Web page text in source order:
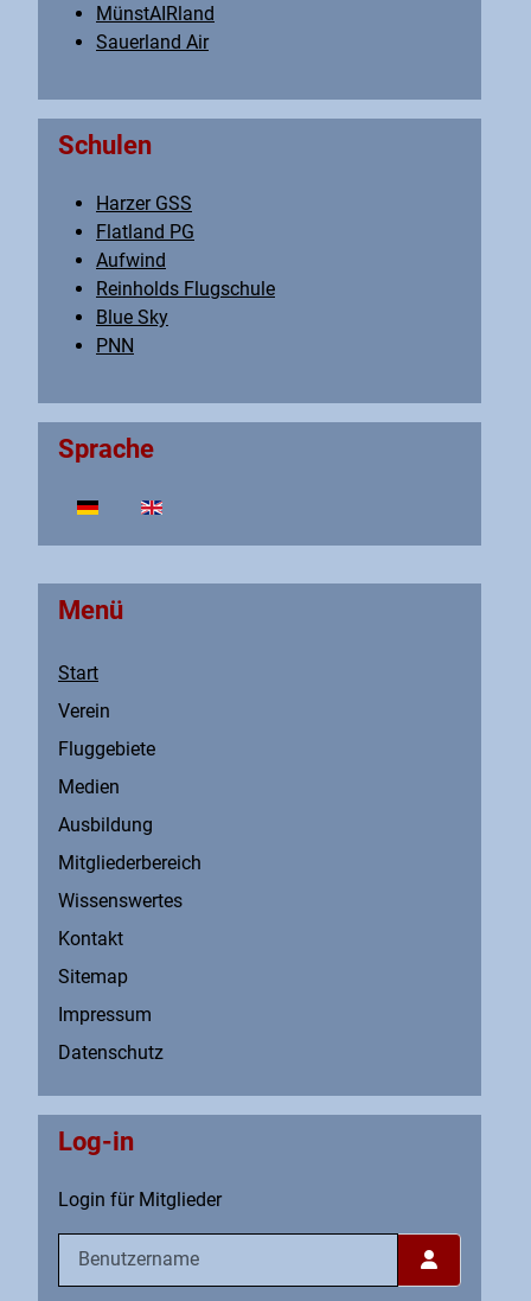
Menü
Start
Verein
Fluggebiete
Medien
Ausbildung
Mitgliederbereich
Wissenswertes
Kontakt
Sitemap
Impressum
Datenschutz
Log-in
Login für Mitglieder
MünstAIRland
Sauerland Air
Schulen
Harzer GSS
Flatland PG
Aufwind
Reinholds Flugschule
Blue Sky
PNN
Sprache
Sprache auswählen